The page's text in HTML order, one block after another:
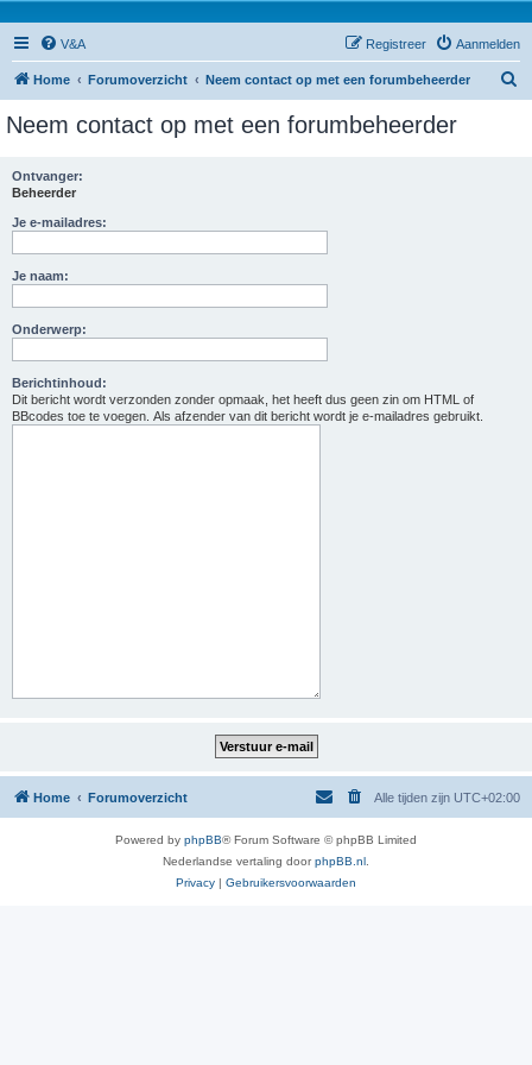
V&A Aanmelden
Registreer
Home Forumoverzicht Neem contact op met een forumbeheerder
Neem contact op met een forumbeheerder
Ontvanger:
Beheerder
Je e-mailadres:
Je naam:
Onderwerp:
Berichtinhoud:
Dit bericht wordt verzonden zonder opmaak, het heeft dus geen zin om HTML of
BBcodes toe te voegen. Als afzender van dit bericht wordt je e-mailadres gebruikt.
Home Forumoverzicht Alle tijden zijn UTC+02:00
Powered by phpBB® Forum Software © phpBB Limited
Nederlandse vertaling doorphpBB.nl
Privacy | Gebruikersvoorwaarden